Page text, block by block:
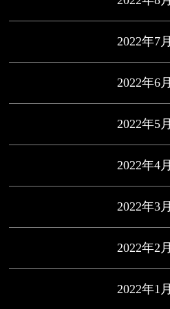
2022年7月
2022年6月
2022年5月
2022年4月
2022年3月
2022年2月
2022年1月